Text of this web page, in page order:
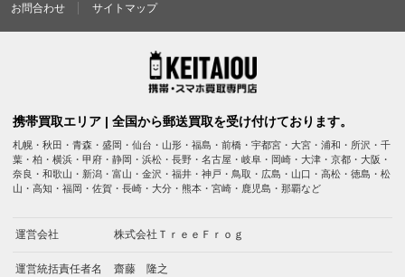
お問合わせ
サイトマップ
携帯買取エリア | 全国から郵送買取を受け付けております。
札幌・秋田・青森・盛岡・仙台・山形・福島・前橋・宇都宮・大宮・浦和・所沢・千
葉・柏・横浜・甲府・静岡・浜松・長野・名古屋・岐阜・岡崎・大津・京都・大阪・
奈良・和歌山・新潟・富山・金沢・福井・神戸・鳥取・広島・山口・高松・徳島・松
山・高知・福岡・佐賀・長崎・大分・熊本・宮崎・鹿児島・那覇など
運営会社 株式会社ＴｒｅｅＦｒｏｇ
運営統括責任者名 齋藤 隆之